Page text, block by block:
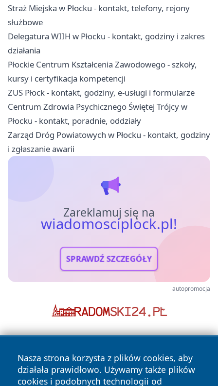
Straż Miejska w Płocku - kontakt, telefony, rejony
służbowe
Delegatura WIIH w Płocku - kontakt, godziny i zakres
działania
Płockie Centrum Kształcenia Zawodowego - szkoły,
kursy i certyfikacja kompetencji
ZUS Płock - kontakt, godziny, e-usługi i formularze
Centrum Zdrowia Psychicznego Świętej Trójcy w
Płocku - kontakt, poradnie, oddziały
Zarząd Dróg Powiatowych w Płocku - kontakt, godziny
i zgłaszanie awarii
Zareklamuj się na
wiadomosciplock.pl!
SPRAWDŹ SZCZEGÓŁY
autopromocja
Nasza strona korzysta z plików cookies, aby
działała prawidłowo. Używamy także plików
cookies i podobnych technologii od